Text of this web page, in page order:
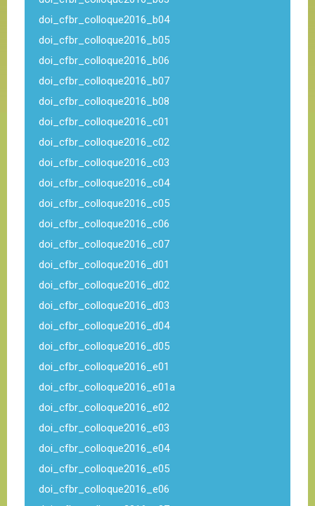
doi_cfbr_colloque2016_b04
doi_cfbr_colloque2016_b05
doi_cfbr_colloque2016_b06
doi_cfbr_colloque2016_b07
doi_cfbr_colloque2016_b08
doi_cfbr_colloque2016_c01
doi_cfbr_colloque2016_c02
doi_cfbr_colloque2016_c03
doi_cfbr_colloque2016_c04
doi_cfbr_colloque2016_c05
doi_cfbr_colloque2016_c06
doi_cfbr_colloque2016_c07
doi_cfbr_colloque2016_d01
doi_cfbr_colloque2016_d02
doi_cfbr_colloque2016_d03
doi_cfbr_colloque2016_d04
doi_cfbr_colloque2016_d05
doi_cfbr_colloque2016_e01
doi_cfbr_colloque2016_e01a
doi_cfbr_colloque2016_e02
doi_cfbr_colloque2016_e03
doi_cfbr_colloque2016_e04
doi_cfbr_colloque2016_e05
doi_cfbr_colloque2016_e06